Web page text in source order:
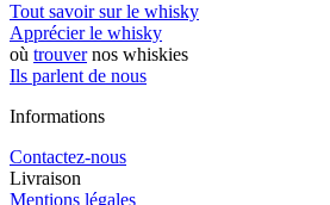
Tout savoir sur le whisky
Apprécier le whisky
où trouvernos whiskies
Ils parlent de nous
Informations
Contactez-nous
Livraison
Mentions légales